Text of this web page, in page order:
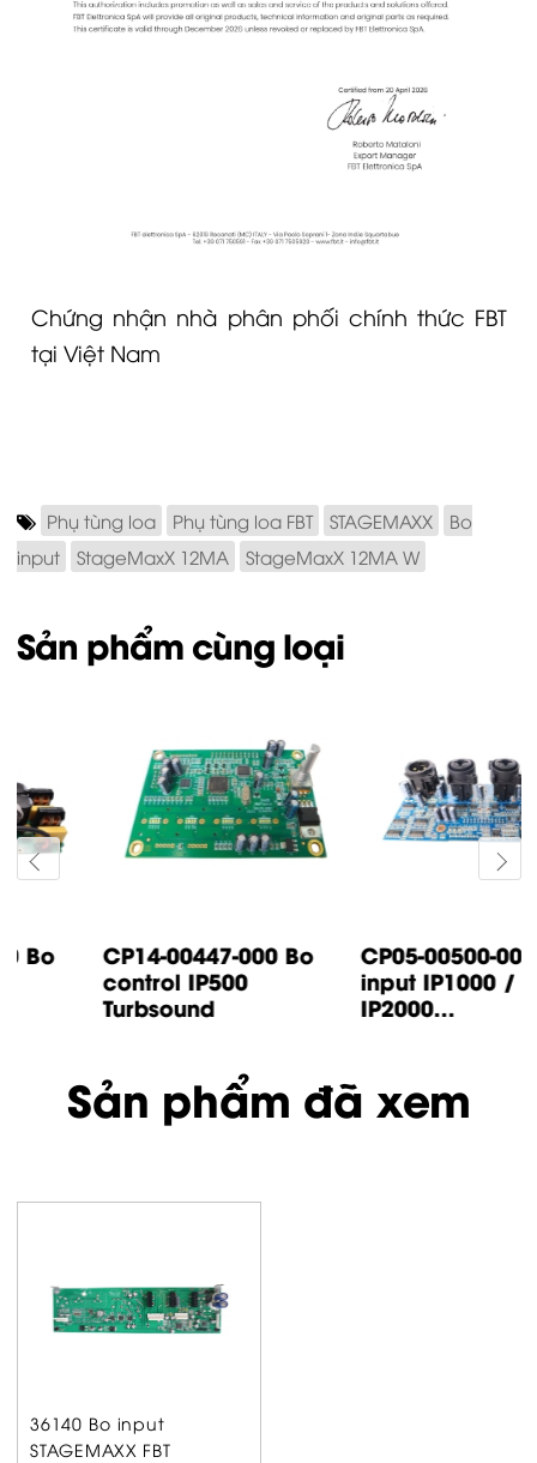
Chứng nhận nhà phân phối chính thức FBT
tại Việt Nam
Phụ tùng loa Phụ tùng loa FBT STAGEMAXX
Bo
input
StageMaxX 12MA StageMaxX 12MA W
Sản phẩm cùng loại
CP14-00447-000 Bo
control IP500
Turbsound
CP05-00500-000 Bo
input IP1000 /
IP2000...
Sản phẩm đã xem
36140 Bo input
STAGEMAXX FBT